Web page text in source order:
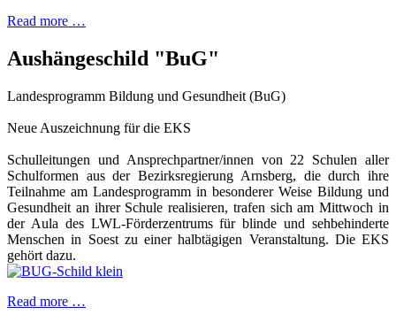
Read more …
Aushängeschild "BuG"
Landesprogramm Bildung und Gesundheit (BuG)
Neue Auszeichnung für die EKS
Schulleitungen und Ansprechpartner/innen von 22 Schulen aller
Schulformen aus der Bezirksregierung Arnsberg, die durch ihre
Teilnahme am Landesprogramm in besonderer Weise Bildung und
Gesundheit an ihrer Schule realisieren, trafen sich am Mittwoch in
der Aula des LWL-Förderzentrums für blinde und sehbehinderte
Menschen in Soest zu einer halbtägigen Veranstaltung. Die EKS
gehört dazu.
Read more …